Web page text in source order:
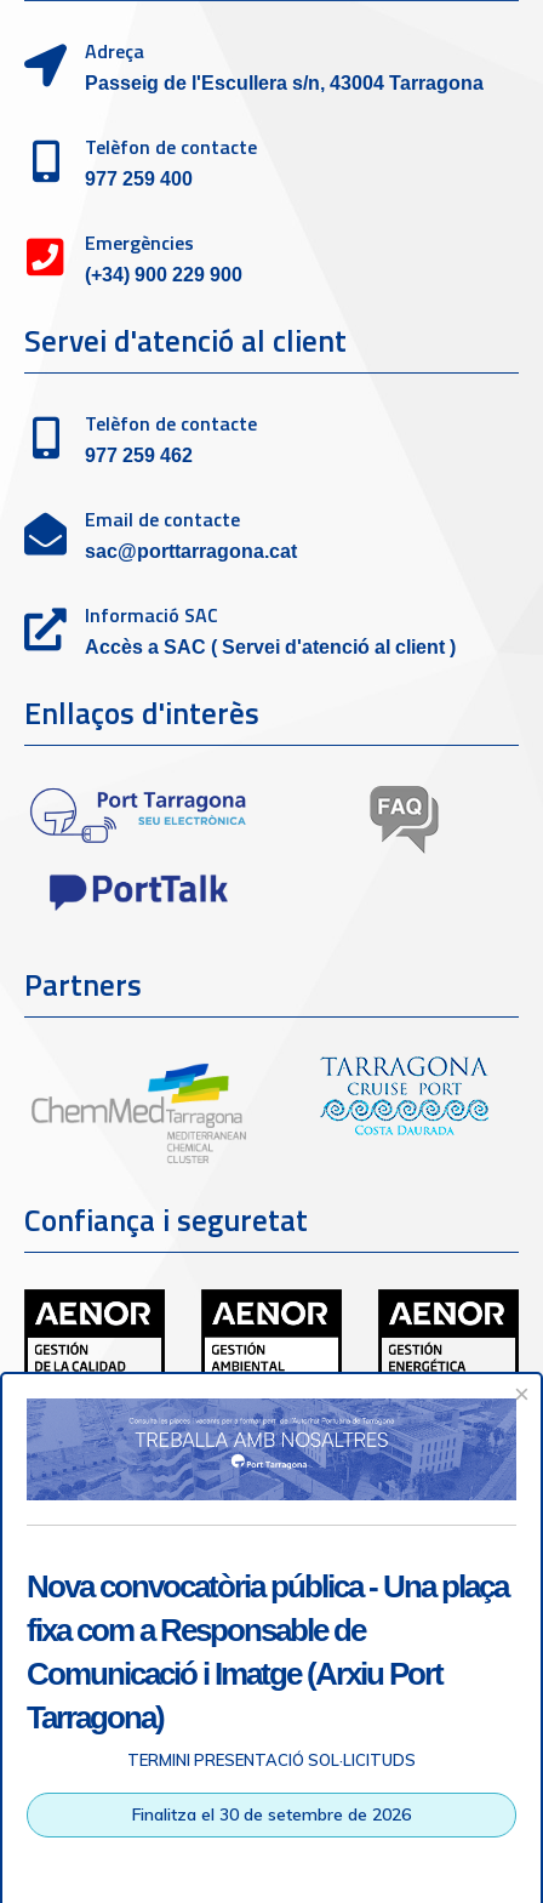
Adreça
Passeig de l'Escullera s/n, 43004 Tarragona
Telèfon de contacte
977 259 400
Emergències
(+34) 900 229 900
Servei d'atenció al client
Telèfon de contacte
977 259 462
Email de contacte
sac@porttarragona.cat
Informació SAC
Accès a SAC ( Servei d'atenció al client )
Enllaços d'interès
Partners
Confiança i seguretat
×
Nova convocatòria pública - Una plaça
fixa com a Responsable de
Comunicació i Imatge (Arxiu Port
Tarragona)
TERMINI PRESENTACIÓ SOL·LICITUDS
Finalitza el 30 de setembre de 2026